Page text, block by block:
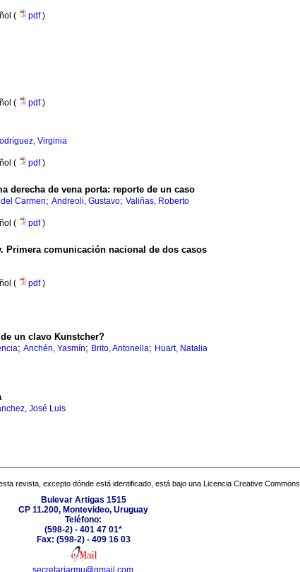
( pdf)
( pdf)
Virginia
( pdf)
derecha de vena porta: reporte de un caso
Carmen; Andreoli, Gustavo; Valiñas, Roberto
( pdf)
Primera comunicación nacional de dos casos
( pdf)
un clavo Kunstcher?
; Anchén, Yasmín; Brito, Antonella; Huart, Natalia
José Luis
revista, excepto dónde está identificado, está bajo una Licencia Creative Commons
Bulevar Artigas 1515
CP 11.200, Montevideo, Uruguay
Teléfono:
(598-2) - 401 47 01*
Fax: (598-2) - 409 16 03